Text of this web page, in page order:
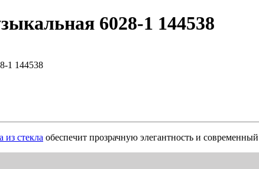
6028-1 144538
1 144538
из стекла обеспечит прозрачную элегантность и